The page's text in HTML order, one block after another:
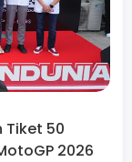
Tiket 50
2026